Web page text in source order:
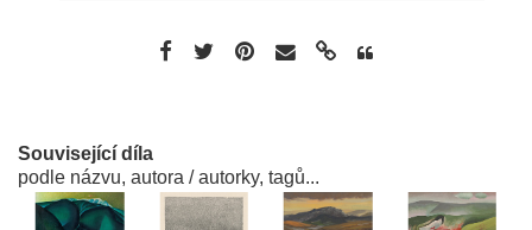
Související díla
podle názvu, autora / autorky, tagů...